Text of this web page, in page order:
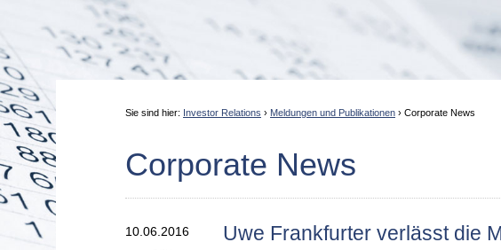
Sie sind hier: Investor Relations › Meldungen und Publikationen › Corporate News
Corporate News
10.06.2016 Uwe Frankfurter verlässt die